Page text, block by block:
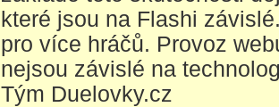
které jsou na Flashi
pro více hráčů. Provoz
nejsou závislé na
Tým Duelovky.cz